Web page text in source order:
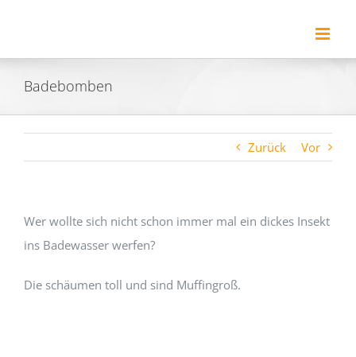
springen
Badebomben
Zurück Vor
Wer wollte sich nicht schon immer mal ein dickes Insekt
ins Badewasser werfen?
Die schäumen toll und sind Muffingroß.